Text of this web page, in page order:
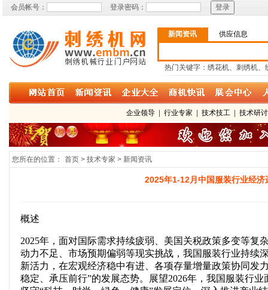
会员帐号： 登录密码：
新闻资讯 供应信息
热门关键字：绣花机、刺绣机、
企业领导 行业专家 技术技工 技术研
您所在的位置： 首页 > 技术专家 > 新闻资讯
2025年1-12月中国服装行业经济
概述
2025年，面对国际需求持续疲弱、美国关税政策多变等复
动力不足、市场预期偏弱等现实挑战，我国服装行业持续
新活力，在宏观经济稳中有进、各项存量增量政策协同发
稳定、承压前行”的发展态势。展望2026年，我国服装行